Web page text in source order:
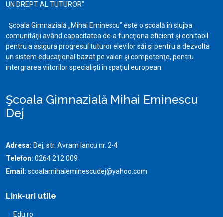
UN DREPT AL TUTUROR”
Şcoala Gimnazială „Mihai Eminescu” este o şcoală în slujba
comunităţii având capacitatea de-a funcţiona eficient şi echitabil
pentru a asigura progresul tuturor elevilor săi şi pentru a dezvolta
un sistem educaţional bazat pe valori şi competenţe, pentru
intergrarea viitorilor specialişti în spaţiul european.
Şcoala Gimnazială Mihai Eminescu
Dej
Adresa: Dej, str. Avram Iancu nr. 2-4
Telefon: 0264 212 009
Email: scoalamihaieminescudej@yahoo.com
Link-uri utile
Edu.ro